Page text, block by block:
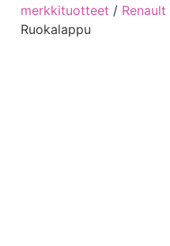
merkkituotteet / Renault
Ruokalappu